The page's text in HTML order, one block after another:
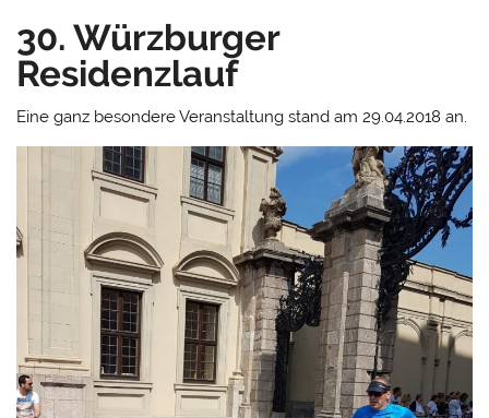
30. Würzburger
Residenzlauf
Eine ganz besondere Veranstaltung stand am 29.04.2018 an.